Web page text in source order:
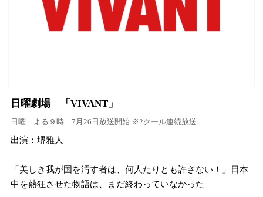
日曜劇場 「VIVANT」
日曜 よる９時 7月26日放送開始 ※2クール連続放送
出演：堺雅人
「美しき我が国を汚す者は、何人たりとも許さない！」日本
中を熱狂させた物語は、まだ終わっていなかった